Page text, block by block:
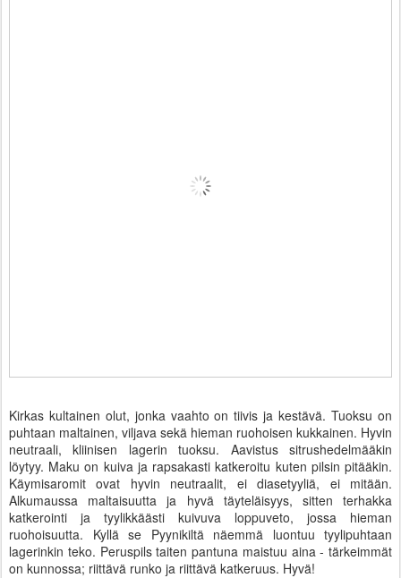
Kirkas kultainen olut, jonka vaahto on tiivis ja kestävä. Tuoksu on
puhtaan maltainen, viljava sekä hieman ruohoisen kukkainen. Hyvin
neutraali, kliinisen lagerin tuoksu. Aavistus sitrushedelmääkin
löytyy. Maku on kuiva ja rapsakasti katkeroitu kuten pilsin pitääkin.
Käymisaromit ovat hyvin neutraalit, ei diasetyyliä, ei mitään.
Alkumaussa maltaisuutta ja hyvä täyteläisyys, sitten terhakka
katkerointi ja tyylikkäästi kuivuva loppuveto, jossa hieman
ruohoisuutta. Kyllä se Pyynikiltä näemmä luontuu tyylipuhtaan
lagerinkin teko. Peruspils taiten pantuna maistuu aina - tärkeimmät
on kunnossa; riittävä runko ja riittävä katkeruus. Hyvä!